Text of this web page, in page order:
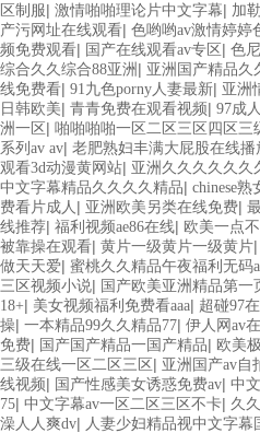
区制服| 激情啪啪理论片中文字幕| 加
产污网址在线观看| 色哟哟av激情婷婷
频免费观看| 国产在线观看av专区 | 色
综合久久综合88亚洲 | 亚洲国产精品久
线免费看| 91九色porny人妻最新| 亚洲
日韩欧美| 青青免费在观看视频| 97成
洲一区 | 啪啪啪啪一区二区三区四区三
系列av av| 老肥熟妇丰满大屁股在线播
观看3d动漫黄网站| 亚洲久久久久久久
中文字幕精品久久久久精品| chinese
费看片成人 | 亚洲欧美另类在线免费|
线推荐| 福利视频ae86在线| 欧美一点
被靠操在观看| 黄片一级黄片一级黄片|
做天天爱| 蜜桃久久精品午夜福利无码
三区视频小说| 国产欧美亚洲精品第一
18+| 美女视频福利免费看aaa| 超碰97
操| 一本精品99久久精品77| 伊人网av
免费| 国产国产精品一国产精品| 欧美
三级在线一区二区三区 | 亚洲国产av自
线视频| 国产性感美女诱惑免费av| 中
75| 中文字幕av一区二区三区不卡| 久
澡人人爽dv| 人妻少妇精品视中文字幕